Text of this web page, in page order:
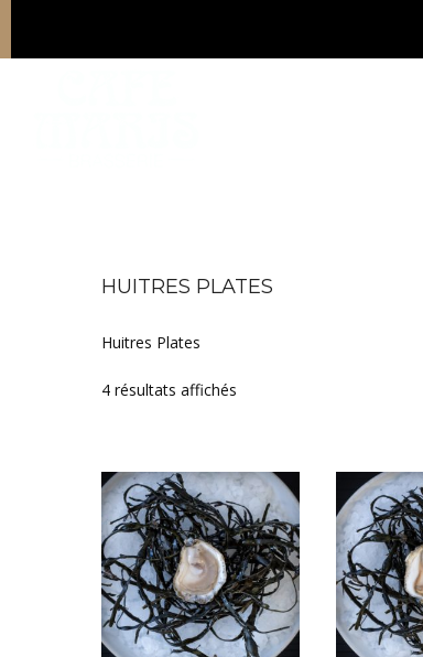
HUITRES PLATES
Huitres Plates
4 résultats affichés